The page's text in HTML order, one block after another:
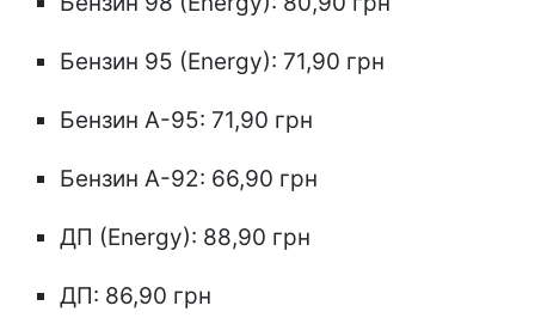
Бензин 95 (Energy): 71,90 грн
Бензин А-95: 71,90 грн
Бензин А-92: 66,90 грн
ДП (Energy): 88,90 грн
ДП: 86,90 грн